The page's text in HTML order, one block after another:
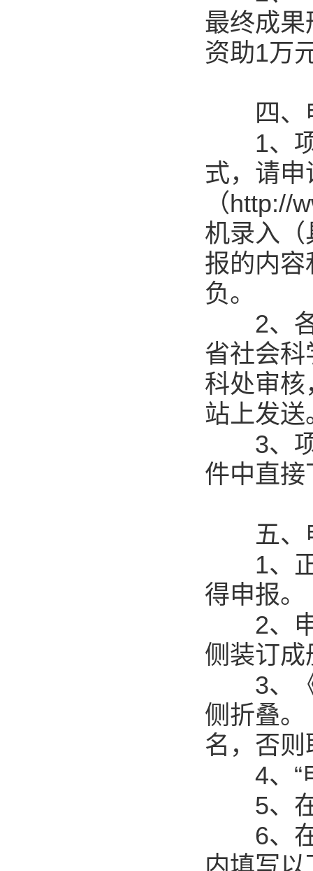
最终成
资助1万
四、
1、项
式，请申
（http://
机录入
报的内
负。
2、各
省社会
科处审
站上发送
3、项
件中直接
五、申
1、正
得申报。
2、申
侧装订成
3、《
侧折叠
名，否
4、“申
5、在“
6、在